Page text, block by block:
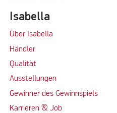
Isabella
Über Isabella
Händler
Qualität
Ausstellungen
Gewinner des Gewinnspiels
Karrieren & Job